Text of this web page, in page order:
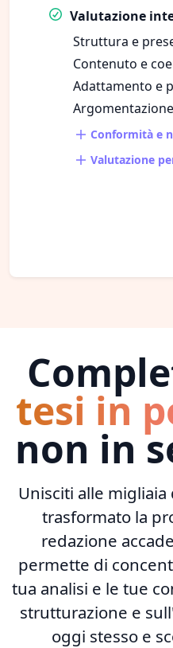
Valutazione
Struttura e
Contenuto e
Adattamento e
Conformità e
Valutazione
tesi in
non in
Unisciti alle
trasformato la
redazione
permette di
tua analisi e le tue
strutturazione e
oggi stesso e